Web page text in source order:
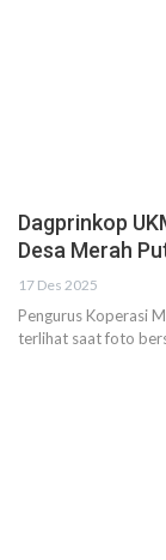
Dagprinkop
Desa Merah
17 Des 2025
Pengurus Koperasi
terlihat saat foto